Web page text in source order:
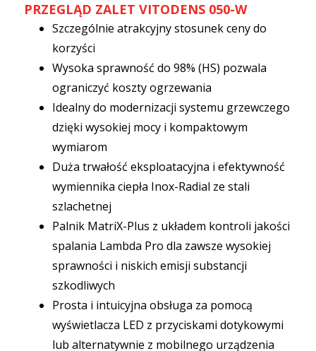
PRZEGLĄD ZALET VITODENS 050-W
Szczególnie atrakcyjny stosunek ceny do
korzyści
Wysoka sprawność do 98% (HS) pozwala
ograniczyć koszty ogrzewania
Idealny do modernizacji systemu grzewczego
dzięki wysokiej mocy i kompaktowym
wymiarom
Duża trwałość eksploatacyjna i efektywność
wymiennika ciepła Inox-Radial ze stali
szlachetnej
Palnik MatriX-Plus z układem kontroli jakości
spalania Lambda Pro dla zawsze wysokiej
sprawności i niskich emisji substancji
szkodliwych
Prosta i intuicyjna obsługa za pomocą
wyświetlacza LED z przyciskami dotykowymi
lub alternatywnie z mobilnego urządzenia